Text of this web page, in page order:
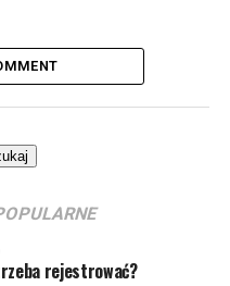
rejestrować?